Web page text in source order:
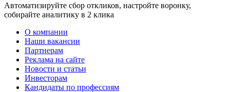
Автоматизируйте сбор откликов, настройте воронку,
собирайте аналитику в 2 клика
О компании
Наши вакансии
Партнерам
Реклама на сайте
Новости и статьи
Инвесторам
Кандидаты по профессиям